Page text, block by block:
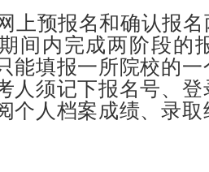
上预报名和确认报
间内完成两阶段的
能填报一所院校的
人须记下报名号、
个人档案成绩、录